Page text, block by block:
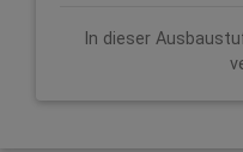
In dieser